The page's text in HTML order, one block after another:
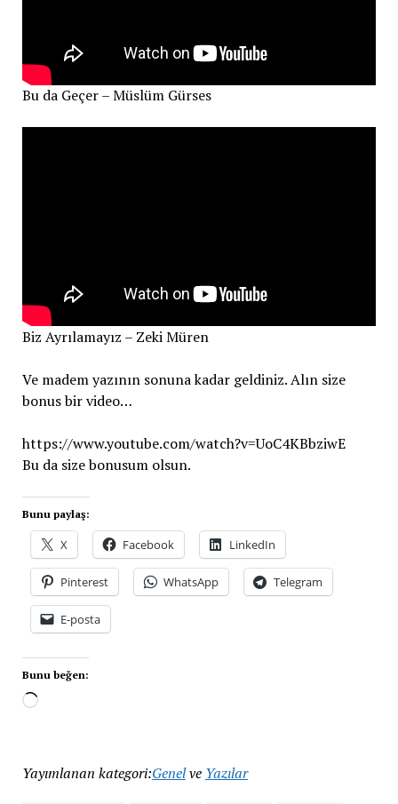
Bu da Geçer – Müslüm Gürses
Biz Ayrılamayız – Zeki Müren
Ve madem yazının sonuna kadar geldiniz. Alın size
bonus bir video…
https://www.youtube.com/watch?v=UoC4KBbziwE
Bu da size bonusum olsun.
Bunu paylaş:
X Facebook LinkedIn
Pinterest WhatsApp Telegram
E-posta
Bunu beğen:
Yayımlanan kategori:Genelve Yazılar